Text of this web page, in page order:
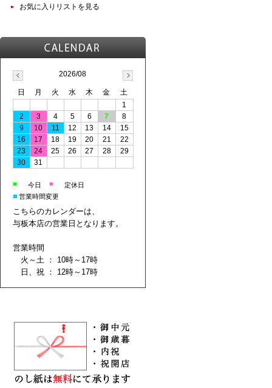
お気に入りリストを見る
2026/08
日 月 火 水 木 金
土
1
2
3 4 5 6 7
8
9
10 11 12 13 14
15
16
17 18 19 20 21
22
23
24 25 26 27 28
29
30
31
■ 今日 ■ 定休日
■ 営業時間変更
こちらのカレンダーは、
与板本店の営業日となります。
営業時間
火～土 ： 10時～17時
日、祝 ： 12時～17時